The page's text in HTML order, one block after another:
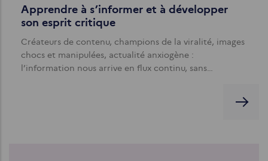
Apprendre à s’informer et à développer
son esprit critique
Créateurs de contenu, champions de la viralité, images
chocs et manipulées, actualité anxiogène :
l’information nous arrive en flux continu, sans…